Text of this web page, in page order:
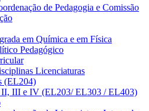
de Pedagogia e Comissão
em Química e em Física
Pedagógico
Licenciaturas
(EL204)
II, III e IV (EL203/ EL303 / EL403)